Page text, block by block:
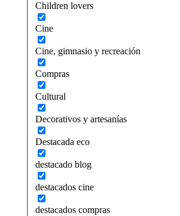
Children lovers
Cine
Cine, gimnasio y recreación
Compras
Cultural
Decorativos y artesanías
Destacada eco
destacado blog
destacados cine
destacados compras